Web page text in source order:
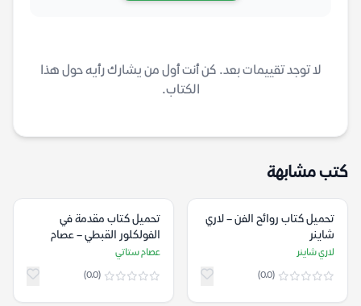
لا توجد تقييمات بعد. كن أنت أول من يشارك رأيه حول هذا
الكتاب.
كتب مشابهة
تحميل كتاب روائح الفن – لاري
شاينر
لاري شاينر
(0.0)
تحميل كتاب مقدمة في
الفولكلور القبطي – عصام
ستاتي
عصام ستاتي
(0.0)